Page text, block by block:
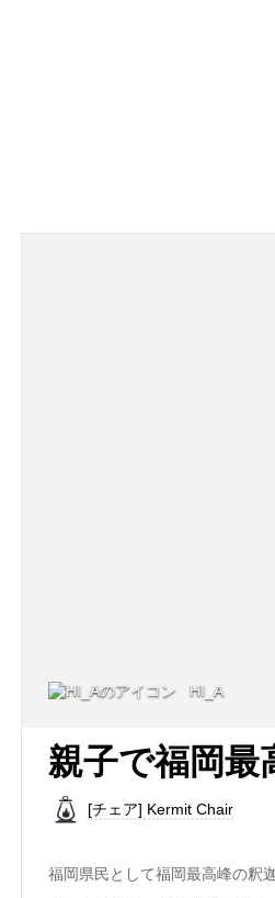
HI_A
親子で福岡最
[チェア] Kermit Chair
福岡県民として福岡最高峰の釈